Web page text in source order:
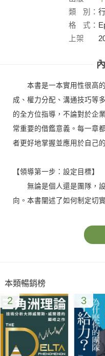
社：
類
別：
格
式：
上架
本書是一本實用性很高的
成、權力分配、溝通技巧等
的全方位指導，不論對於企
常重要的借鑑意義。每一章
者更好地掌握並應用於自己
【領導第一步：設定目標】
無論是個人還是團隊，設
向。本書闡述了如何制定切
【領導第二步：特質和能力
成員的潛力。
【領導第三步：授權下屬】
授權可以發揮團隊成員的
時也需要授權人嚴格遵循授
本類暢銷榜
2 3